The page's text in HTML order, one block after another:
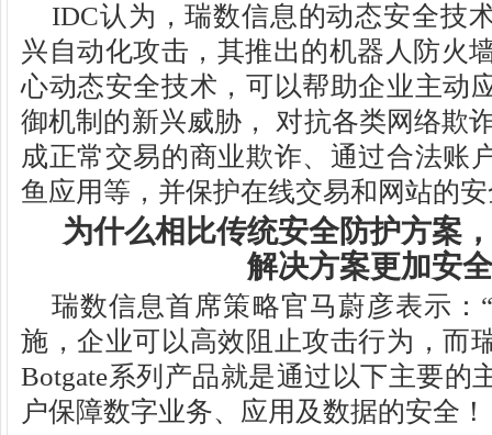
IDC认为，瑞数信息的动态安全技
兴自动化攻击，其推出的机器人防火
心动态安全技术，可以帮助企业主动
御机制的新兴威胁， 对抗各类网络欺
成正常交易的商业欺诈、通过合法账
鱼应用等，并保护在线交易和网站的
为什么相比传统安全防护方案
解决方案更加安
瑞数信息首席策略官马蔚彦表示：
施，企业可以高效阻止攻击行为，而
Botgate系列产品就是通过以下主要的
户保障数字业务、应用及数据的安全！